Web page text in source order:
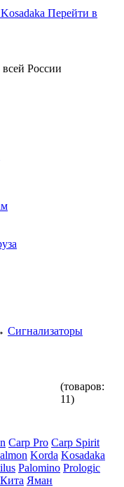
Kosadaka Перейти в
России
Сигнализаторы
(товаров:
11)
Carp Pro Carp Spirit
Korda Kosadaka
Palomino Prologic
Яман